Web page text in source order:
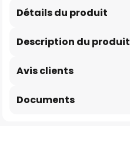
Description du produit
Détails du produit
Avis clients
Documents